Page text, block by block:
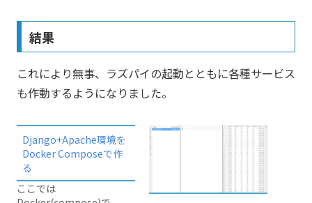
結果
これにより無事、ラズパイの起動とともに各種サービス
も作動するようになりました。
Django+Apache環境を
Docker Composeで作
る
ここでは